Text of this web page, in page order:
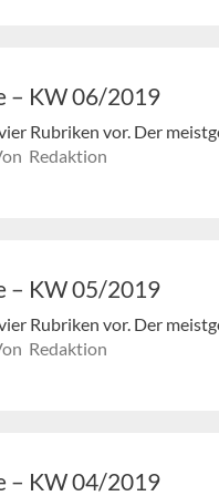
– KW 06/2019
Rubriken vor. Der
Redaktion
– KW 05/2019
Rubriken vor. Der
Redaktion
– KW 04/2019